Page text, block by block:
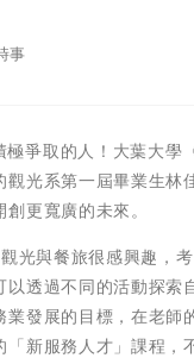
事
爭取的人！大葉大
光系第一屆畢業生
更寬廣的未來。
光與餐旅很感興趣，
透過不同的活動探
發展的目標，在老
新服務人才」課程